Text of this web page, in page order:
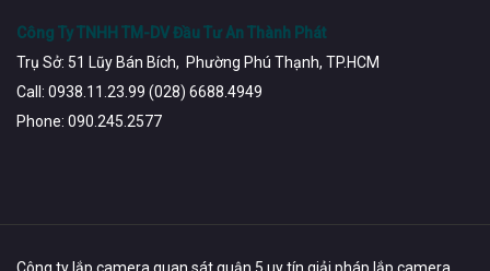
Công Ty TNHH TM-DV Đầu Tư An Thành Phát
Trụ Sở: 51 Lũy Bán Bích, Phường Phú Thạnh, TP.HCM
Call: 0938.11.23.99 (028) 6688.4949
Phone: 090.245.2577
Công ty lắp camera quan sát quận 5 uy tín giải pháp lắp camera